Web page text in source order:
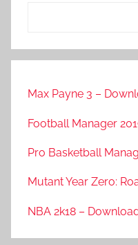
Max Payne 3 –
Football Manager
Pro Basketball
Mutant Year Zero:
NBA 2k18 –